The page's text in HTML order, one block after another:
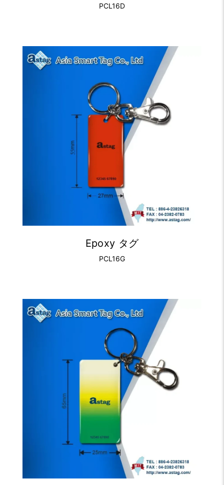
PCL16D
Epoxy タグ
PCL16G